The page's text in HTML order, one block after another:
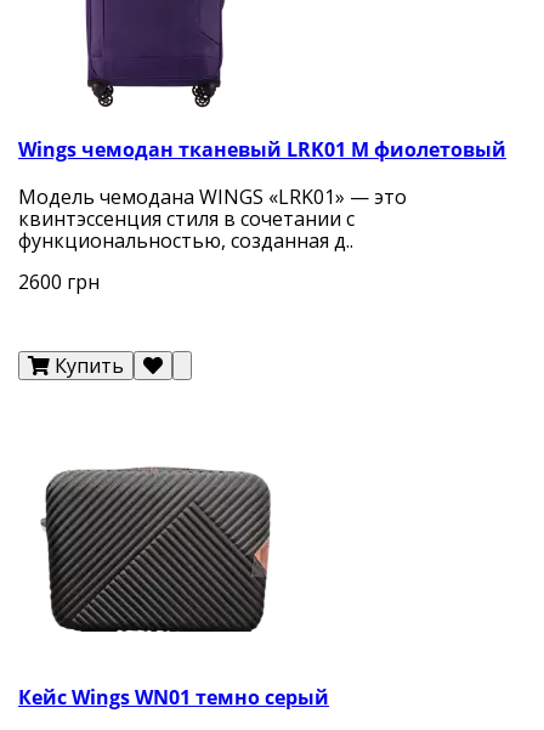
Wings чемодан тканевый LRK01 М фиолетовый
Модель чемодана WINGS «LRK01» — это
квинтэссенция стиля в сочетании с
функциональностью, созданная д..
2600 грн
Купить
Кейс Wings WN01 темно серый